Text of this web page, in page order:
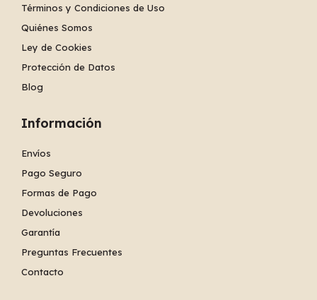
Términos y Condiciones de Uso
Quiénes Somos
Ley de Cookies
Protección de Datos
Blog
Información
Envíos
Pago Seguro
Formas de Pago
Devoluciones
Garantía
Preguntas Frecuentes
Contacto